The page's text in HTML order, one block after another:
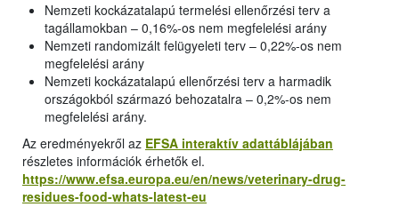
Nemzeti kockázatalapú termelési ellenőrzési terv a
tagállamokban – 0,16%-os nem megfelelési arány
Nemzeti randomizált felügyeleti terv – 0,22%-os nem
megfelelési arány
Nemzeti kockázatalapú ellenőrzési terv a harmadik
országokból származó behozatalra – 0,2%-os nem
megfelelési arány.
Az eredményekről az EFSA interaktív adattáblájában
részletes információk érhetők el.
https://www.efsa.europa.eu/en/news/veterinary-drug-
residues-food-whats-latest-eu